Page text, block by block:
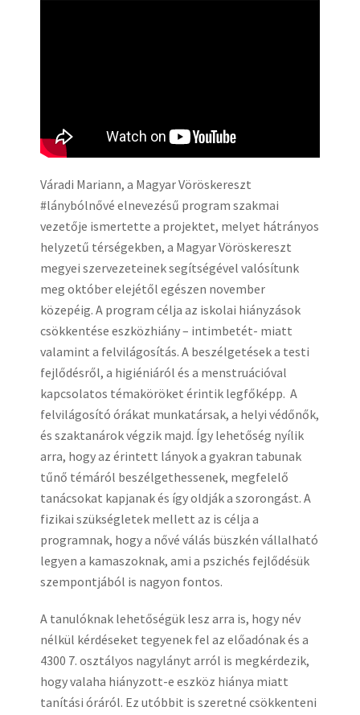
Váradi Mariann, a Magyar Vöröskereszt
#lánybólnővé elnevezésű program szakmai
vezetője ismertette a projektet, melyet hátrányos
helyzetű térségekben, a Magyar Vöröskereszt
megyei szervezeteinek segítségével valósítunk
meg október elejétől egészen november
közepéig. A program célja az iskolai hiányzások
csökkentése eszközhiány – intimbetét- miatt
valamint a felvilágosítás. A beszélgetések a testi
fejlődésről, a higiéniáról és a menstruációval
kapcsolatos témaköröket érintik legfőképp. A
felvilágosító órákat munkatársak, a helyi védőnők,
és szaktanárok végzik majd. Így lehetőség nyílik
arra, hogy az érintett lányok a gyakran tabunak
tűnő témáról beszélgethessenek, megfelelő
tanácsokat kapjanak és így oldják a szorongást. A
fizikai szükségletek mellett az is célja a
programnak, hogy a nővé válás büszkén vállalható
legyen a kamaszoknak, ami a pszichés fejlődésük
szempontjából is nagyon fontos.
A tanulóknak lehetőségük lesz arra is, hogy név
nélkül kérdéseket tegyenek fel az előadónak és a
4300 7. osztályos nagylányt arról is megkérdezik,
hogy valaha hiányzott-e eszköz hiánya miatt
tanítási óráról. Ez utóbbit is szeretné csökkenteni